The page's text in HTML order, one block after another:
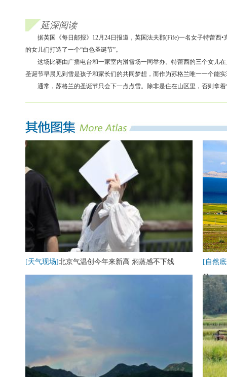
延深阅读
据英国《每日邮报》12月24日报道，英国法夫郡(Fife)一名女子特蕾西
的女儿们打造了一个“白色圣诞节”。
这场比赛由广播电台和一家室内滑雪场一同举办。特蕾西的三个女儿
圣诞节早晨见到雪是孩子和家长们的共同梦想，而作为苏格兰唯一一个能
通常，苏格兰的圣诞节只会下一点点雪。除非是住在山区里，否则拿
[天气现场]北京气温创今年来新高 焖蒸感不下线
[自然
卷